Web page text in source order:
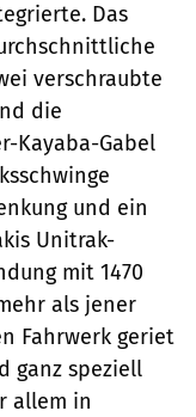
Das
verschraubte
die
Kayaba-Gabel
und ein
Unitrak-
mit 1470
als jener
Fahrwerk geriet
ganz speziell
allem in